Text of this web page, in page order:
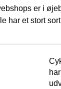
er i
har et stort